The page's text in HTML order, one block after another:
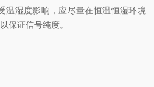
湿度影响，应尽量在恒温恒湿环境
保证信号纯度。